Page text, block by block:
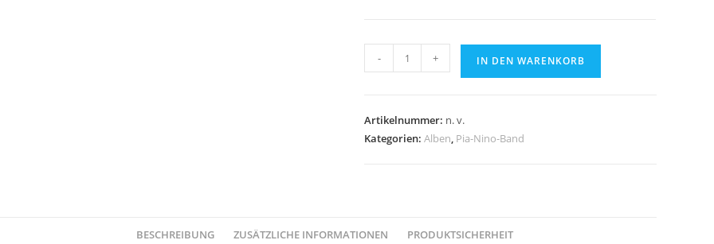
Kindermusik
zum
Menge
- + IN DEN WARENKORB
Artikelnummer: n. v.
Kategorien:Alben, Pia-Nino-Band
BESCHREIBUNG ZUSÄTZLICHE INFORMATIONEN PRODUKTSICHERHEIT